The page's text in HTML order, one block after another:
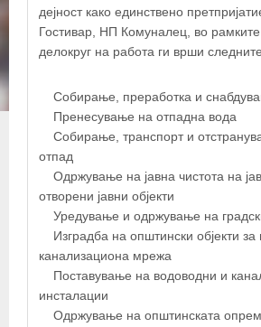
дејност како единствено
Гостивар, НП Комуналец, во рамките
делокруг на работа ги врши
Собирање, преработка и
Пренесување на отпадна вода
Собирање, транспорт и
отпад
Одржување на јавна чистота на
отворени јавни објекти
Уредување и одржување на
Изградба на општински објекти за
канализациона мрежа
Поставување на водоводни и
инсталации
Одржување на општинската
−
©